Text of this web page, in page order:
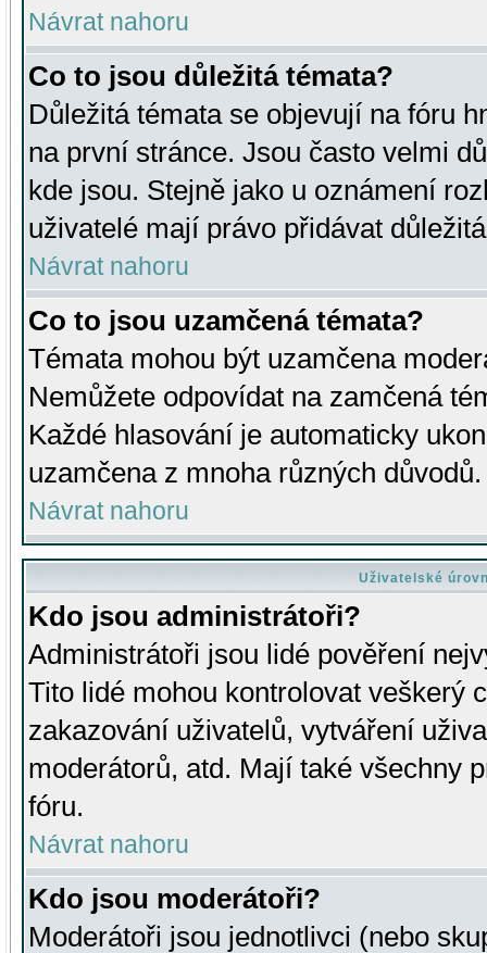
Návrat nahoru
Co to jsou důležitá témata?
Důležitá témata se objevují na fóru
na první stránce. Jsou často velmi
kde jsou. Stejně jako u oznámení
uživatelé mají právo přidávat
Návrat nahoru
Co to jsou uzamčená témata?
Témata mohou být uzamčena
Nemůžete odpovídat na zamčená
Každé hlasování je automaticky
uzamčena z mnoha různých důvodů.
Návrat nahoru
Uživatelské
Kdo jsou administrátoři?
Administrátoři jsou lidé pověření
Tito lidé mohou kontrolovat veškerý
zakazování uživatelů, vytváření
moderátorů, atd. Mají také všechny
fóru.
Návrat nahoru
Kdo jsou moderátoři?
Moderátoři jsou jednotlivci (nebo